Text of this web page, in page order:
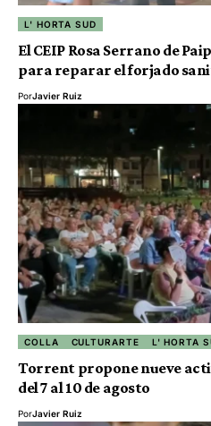
L' HORTA SUD
El CEIP Rosa Serrano de
para reparar el forjado
PorJavier Ruiz
COLLA CULTURARTE L' HORTA
Torrent propone nueve
del 7 al 10 de agosto
PorJavier Ruiz